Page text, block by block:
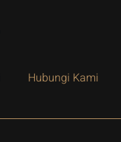
Hubungi Kami